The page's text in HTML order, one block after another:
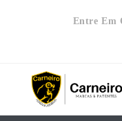
Entre Em